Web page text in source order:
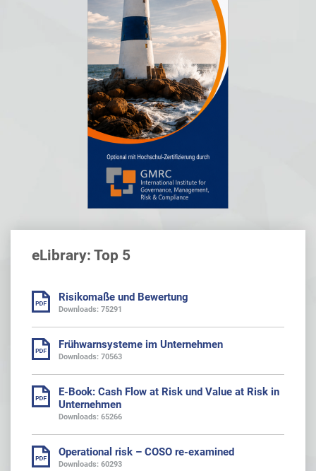
eLibrary: Top 5
Risikomaße und Bewertung
Downloads: 75291
Frühwarnsysteme im Unternehmen
Downloads: 70563
E-Book: Cash Flow at Risk und Value at Risk in
Unternehmen
Downloads: 65266
Operational risk – COSO re-examined
Downloads: 60293